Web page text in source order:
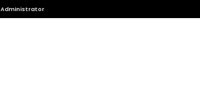
Administrator